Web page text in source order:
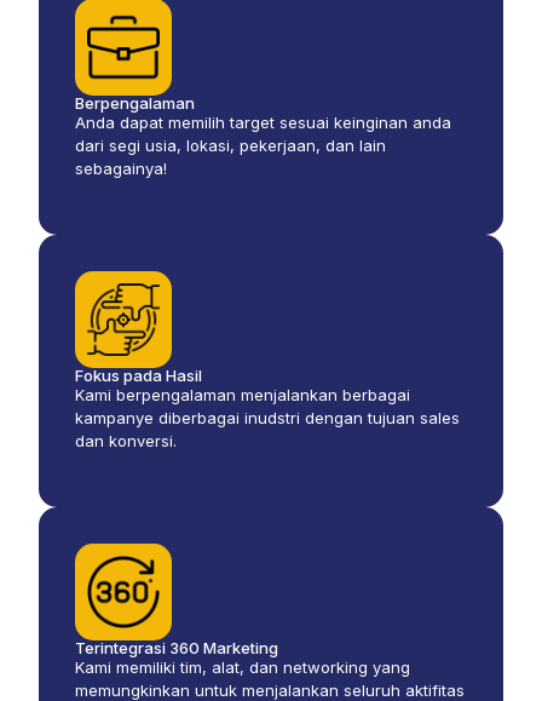
Berpengalaman
Anda dapat memilih target sesuai keinginan anda
dari segi usia, lokasi, pekerjaan, dan lain
sebagainya!
Fokus pada Hasil
Kami berpengalaman menjalankan berbagai
kampanye diberbagai inudstri dengan tujuan sales
dan konversi.
Terintegrasi 360 Marketing
Kami memiliki tim, alat, dan networking yang
memungkinkan untuk menjalankan seluruh aktifitas